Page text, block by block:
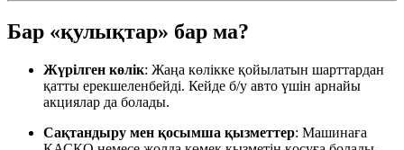
Бар «қулықтар» бар ма?
Жүрілген көлік: Жаңа көлікке қойылатын шарттардан
қатты ерекшеленбейді. Кейде б/у авто үшін арнайы
акциялар да болады.
Сақтандыру мен қосымша қызметтер: Машинаға